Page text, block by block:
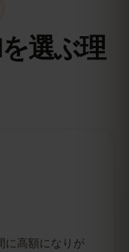
選ぶ理
に高額になりが